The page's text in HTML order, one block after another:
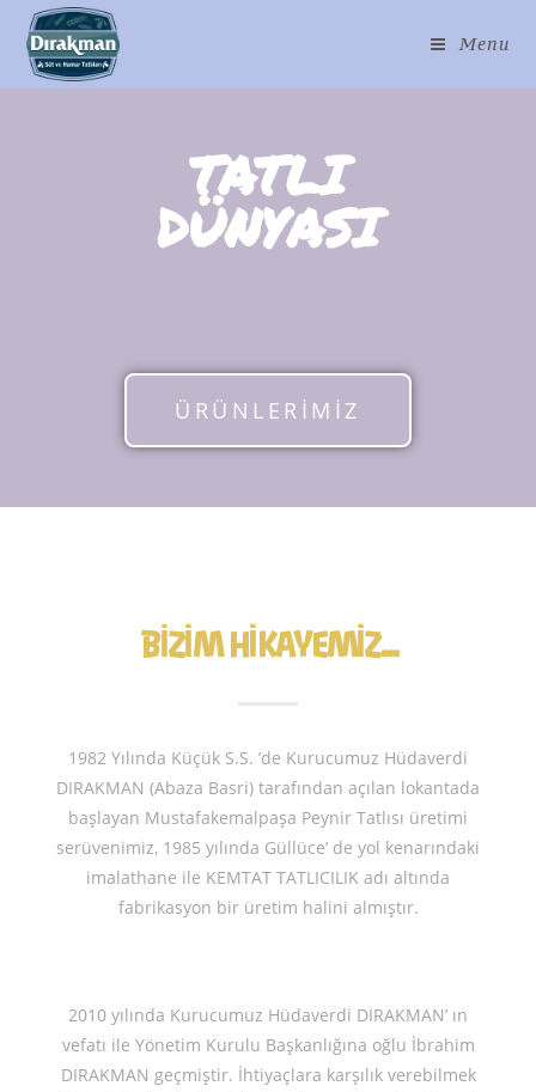
Menu
TATLI
DÜNYASI
ÜRÜNLERİMİZ
BİZİM HİKAYEMİZ...
1982 Yılında Küçük S.S. ’de Kurucumuz Hüdaverdi
DIRAKMAN (Abaza Basri) tarafından açılan lokantada
başlayan Mustafakemalpaşa Peynir Tatlısı üretimi
serüvenimiz, 1985 yılında Güllüce’ de yol kenarındaki
imalathane ile KEMTAT TATLICILIK adı altında
fabrikasyon bir üretim halini almıştır.
2010 yılında Kurucumuz Hüdaverdi DIRAKMAN’ ın
vefatı ile Yönetim Kurulu Başkanlığına oğlu İbrahim
DIRAKMAN geçmiştir. İhtiyaçlara karşılık verebilmek